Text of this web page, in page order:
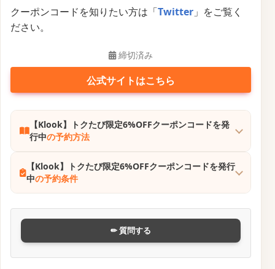
クーポンコードを知りたい方は「Twitter」をご覧く
ださい。
締切済み
公式サイトはこちら
【Klook】トクたび限定6%OFFクーポンコードを発
行中の予約方法
【Klook】トクたび限定6%OFFクーポンコードを発行
中の予約条件
✏ 質問する